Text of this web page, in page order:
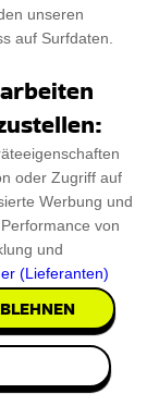
unseren
auf Surfdaten.
oder Zugriff auf
Werbung und
von
und
(Lieferanten)